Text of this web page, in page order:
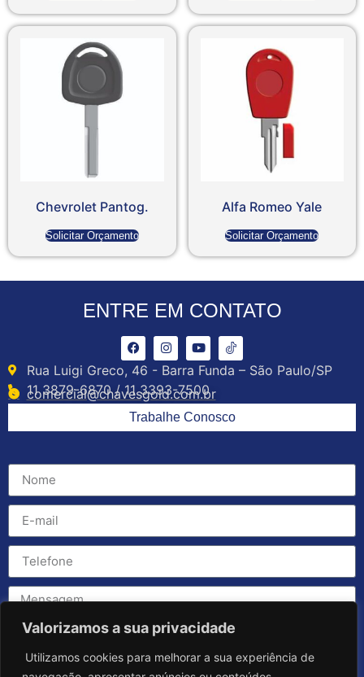
Valorizamos a sua privacidade
Utilizamos cookies para melhorar a sua experiência de
Chevrolet Pantog.
Solicitar Orçamento
Alfa Romeo Yale
Solicitar Orçamento
ENTRE EM CONTATO
Rua Luigi Greco, 46 - Barra Funda – São Paulo/SP
11 3879-6870 / 11 3393-7500
comercial@chavesgold.com.br
Trabalhe Conosco